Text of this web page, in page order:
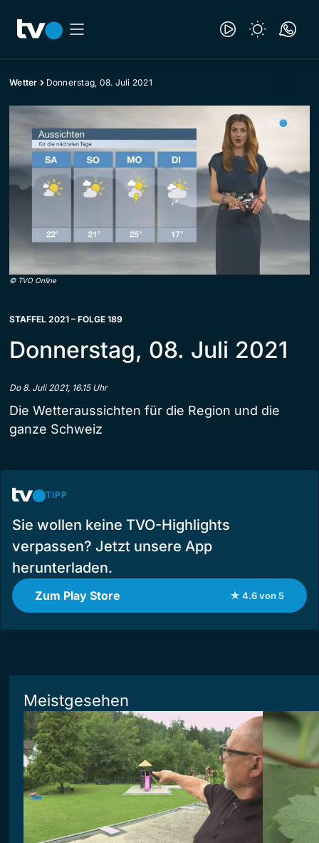
Wetter Donnerstag, 08. Juli 2021
© TVO Online
STAFFEL 2021 – FOLGE 189
Donnerstag, 08. Juli 2021
Do 8. Juli 2021, 16.15 Uhr
Die Wetteraussichten für die Region und die
ganze Schweiz
TIPP
Sie wollen keine TVO-Highlights
verpassen? Jetzt unsere App
herunterladen.
Zum Play Store ★ 4.6 von 5
Meistgesehen